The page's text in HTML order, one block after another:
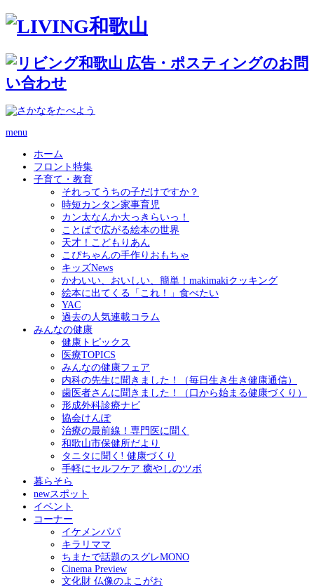
menu
ホーム
フロント特集
子育て・教育
それってうちの子だけですか？
時短カンタン家事育児
カン太なんか大っきらいっ！
ことばで広がる絵本の世界
天才！こどもりあん
こぴちゃんの手作りおもちゃ
キッズNews
かわいい、おいしい、簡単！makimakiクッキング
絵本に出てくる「これ！」食べたい
YAC
過去の人気連載コラム
みんなの健康
健康トピックス
医療TOPICS
みんなの健康フェア
内科の先生に聞きました！（毎日生き生き健康通信）
歯医者さんに聞きました！（口から始まる健康づくり）
形成外科診療ナビ
協会けんぽ
治療の最前線！専門医に聞く
和歌山市保健所だより
タニタに聞く! 健康づくり
手軽にセルフケア 癒やしのツボ
暮らそら
newスポット
イベント
コーナー
イケメンパパ
キラリママ
ちまたで話題のスグレMONO
Cinema Preview
文化財 仏像のよこがお